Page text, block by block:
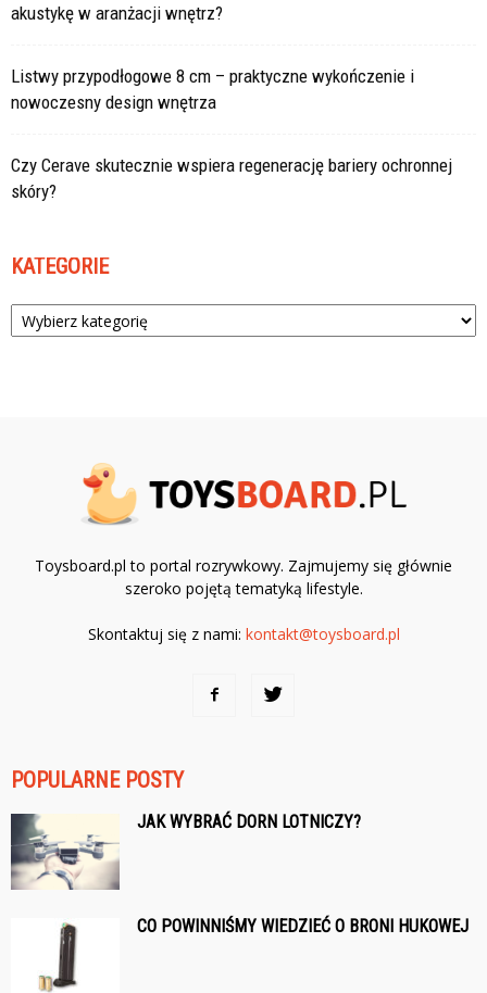
akustykę w aranżacji wnętrz?
Listwy przypodłogowe 8 cm – praktyczne wykończenie i
nowoczesny design wnętrza
Czy Cerave skutecznie wspiera regenerację bariery ochronnej
skóry?
KATEGORIE
Kategorie
Toysboard.pl to portal rozrywkowy. Zajmujemy się głównie
szeroko pojętą tematyką lifestyle.
Skontaktuj się z nami: kontakt@toysboard.pl
POPULARNE POSTY
JAK WYBRAĆ DORN LOTNICZY?
CO POWINNIŚMY WIEDZIEĆ O BRONI HUKOWEJ